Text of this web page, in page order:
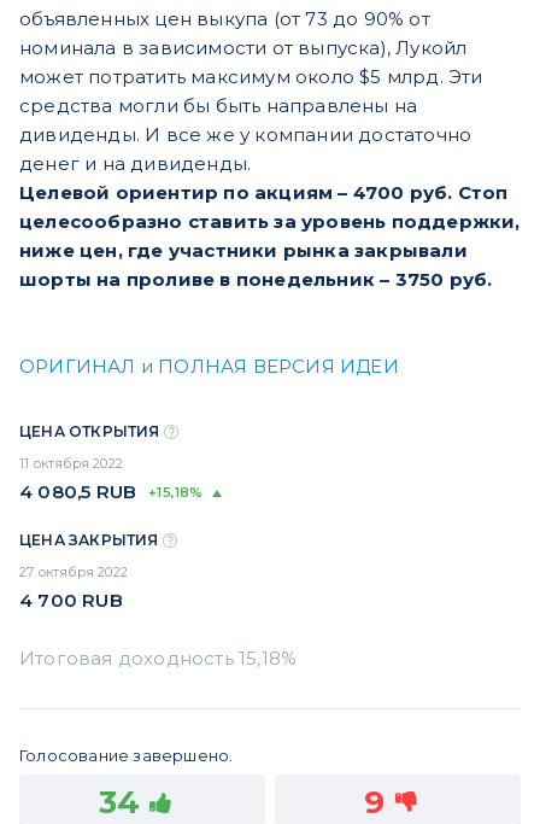
объявленных цен выкупа (от 73 до 90% от
номинала в зависимости от выпуска), Лукойл
может потратить максимум около $5 млрд. Эти
средства могли бы быть направлены на
дивиденды. И все же у компании достаточно
денег и на дивиденды.
Целевой ориентир по акциям – 4700 руб. Стоп
целесообразно ставить за уровень поддержки,
ниже цен, где участники рынка закрывали
шорты на проливе в понедельник – 3750 руб.
ОРИГИНАЛ и ПОЛНАЯ ВЕРСИЯ ИДЕИ
ЦЕНА ОТКРЫТИЯ
11 октября 2022
4 080,5 RUB +15,18%
ЦЕНА ЗАКРЫТИЯ
27 октября 2022
4 700 RUB
Голосование завершено.
34 9